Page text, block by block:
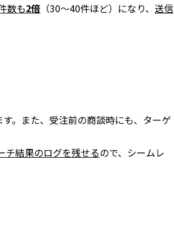
数も2倍 （30〜40件ほど）になり、 送信
。また、受注前の商談時にも、ターゲ
チ結果のログを残せるので、シームレ